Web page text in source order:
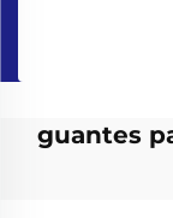
guantes